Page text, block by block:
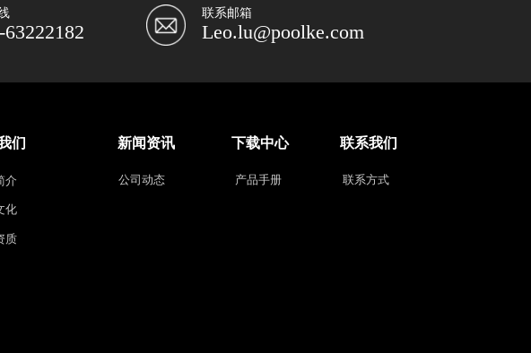
63222182
联系邮箱
Leo.lu@poolke.com
们
介
化
质
新闻资讯
公司动态
下载中心
产品手册
联系我们
联系方式